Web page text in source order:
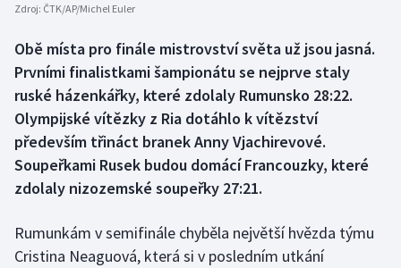
Box
Curling
Dostihy
Florbal
Zdroj: ČTK/AP/Michel Euler
Obě místa pro finále mistrovství světa už jsou jasná.
Prvními finalistkami šampionátu se nejprve staly
ruské házenkářky, které zdolaly Rumunsko 28:22.
Olympijské vítězky z Ria dotáhlo k vítězství
především třináct branek Anny Vjachirevové.
Soupeřkami Rusek budou domácí Francouzky, které
zdolaly nizozemské soupeřky 27:21.
Rumunkám v semifinále chyběla největší hvězda týmu
Cristina Neaguová, která si v posledním utkání